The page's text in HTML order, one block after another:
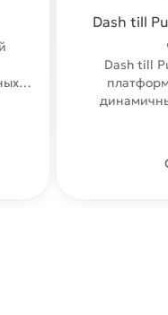
Dash till
Dash till